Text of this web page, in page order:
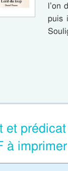
l’on
puis
et
à imprimer